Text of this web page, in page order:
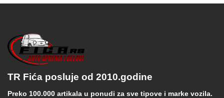
TR Fića posluje od 2010.godine
Preko 100.000 artikala u ponudi za sve tipove i marke vozila.